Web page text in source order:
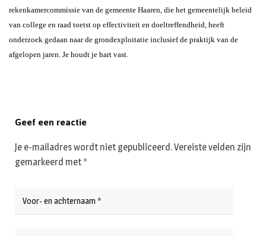
rekenkamercommissie van de gemeente Haaren, die het gemeentelijk beleid
van college en raad toetst op effectiviteit en doeltreffendheid, heeft
onderzoek gedaan naar de grondexploitatie inclusief de praktijk van de
afgelopen jaren. Je houdt je hart vast.
Geef een reactie
Je e-mailadres wordt niet gepubliceerd.Vereiste velden zijn
gemarkeerd met *